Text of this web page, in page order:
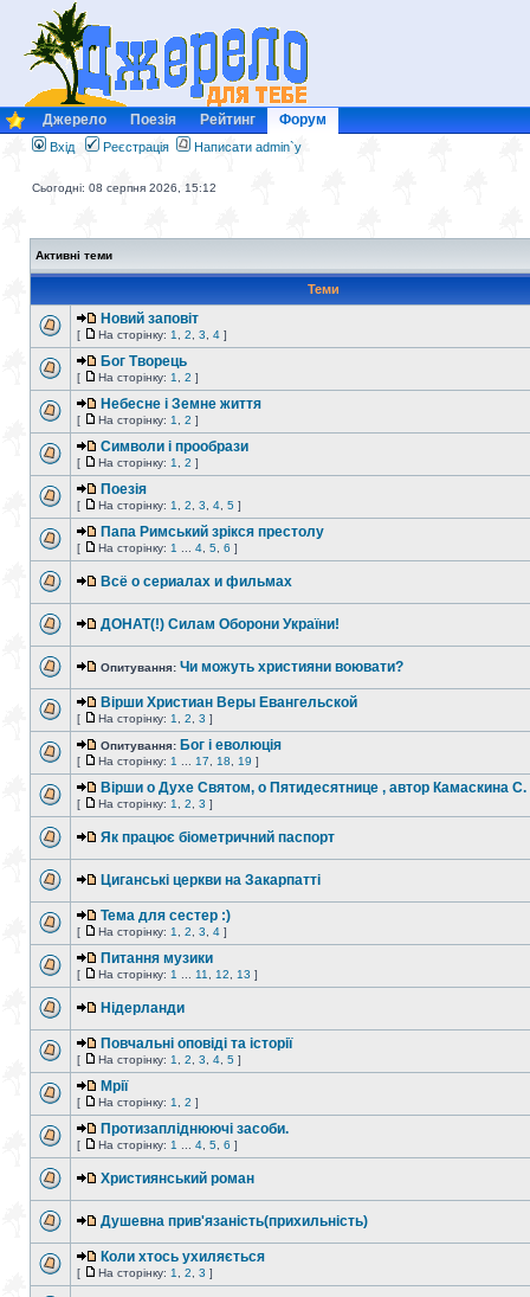
Джерело Поезія Рейтинг Форум
Вхід Реєстрація Написати admin`у
Сьогодні: 08 серпня 2026, 15:12
Активні теми
Теми
Новий заповіт
[ На сторінку: 1 2 3 4 ]
Бог Творець
[ На сторінку: 1 2 ]
Небесне і Земне життя
[ На сторінку: 1 2 ]
Символи і прообрази
[ На сторінку: 1 2 ]
Поезія
[ На сторінку: 1 2 3 4 5 ]
Папа Римський зрікся престолу
[ На сторінку: 1 4 5 6 ]
Всё о сериалах и фильмах
ДОНАТ(!) Силам Оборони України!
Опитування: Чи можуть християни воювати?
Вiрши Христиан Веры Евангельской
[ На сторінку: 1 2 3 ]
Опитування: Бог і еволюція
[ На сторінку: 1 17 18 19 ]
Вiрши о Духе Святом, о Пятидесятнице , автор Камаскина С.
[ На сторінку: 1 2 3 ]
Як працює біометричний паспорт
Циганські церкви на Закарпатті
Тема для сестер :)
[ На сторінку: 1 2 3 4 ]
Питання музики
[ На сторінку: 1 11 12 13 ]
Нідерланди
Повчальні оповіді та історії
[ На сторінку: 1 2 3 4 5 ]
Мрії
[ На сторінку: 1 2 ]
Протизапліднюючі засоби.
[ На сторінку: 1 4 5 6 ]
Християнський роман
Душевна прив'язаність(прихильність)
Коли хтось ухиляється
[ На сторінку: 1 2 3 ]